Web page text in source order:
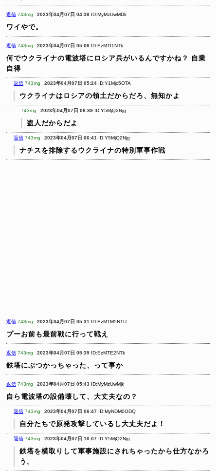
返信 743mg 2023年04月07日 04:38 ID:MyMzUwMDk
ワイやで。
返信 743mg 2023年04月07日 05:06 ID:EzMTI1NTk
何でウクライナの電波塔にロシア兵がいるんですかね？
自業
自得
返信 743mg 2023年04月07日 05:24 ID:Y1Mjc5OTA
ウクライナはロシアの領土だからだろ、無知かよ
743mg 2023年04月07日 06:39 ID:Y5MjQ2Njg
盗人だからだよ
返信 743mg 2023年04月07日 06:41 ID:Y5MjQ2Njg
ナチスを排除するウクライナの特別軍事作戦
返信 743mg 2023年04月07日 05:31 ID:EzMTM5NTU
プーお前も最前戦に行って戦え
返信 743mg 2023年04月07日 05:39 ID:EzMTE2NTk
鉄塔にぶつかっちゃった、って事か
返信 743mg 2023年04月07日 05:43 ID:MyMzUwMjk
自ら電波塔の設備壊して、大丈夫なの？
返信 743mg 2023年04月07日 06:47 ID:MyNDM0ODQ
自分たちで原発攻撃しているし大丈夫だよ！
返信 743mg 2023年04月07日 10:07 ID:Y5MjQ2Njg
鉄塔を横取りして軍事施設にされちゃったから仕方なかろ
う。